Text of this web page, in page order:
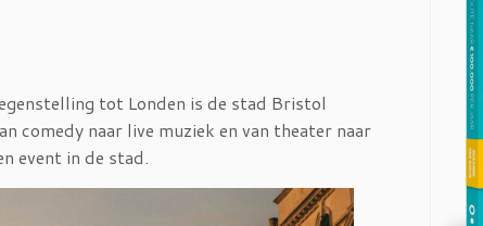
tot Londen is de stad Bristol
comedy naar live muziek en van theater naar
event in de stad.